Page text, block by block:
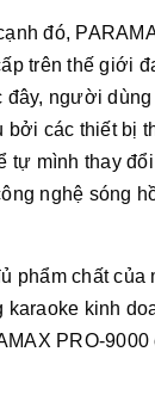
đó,
trên thế giới
đây, người dùng
bởi các thiết bị
tự mình thay
nghệ sóng
phẩm chất
karaoke kinh
PRO-